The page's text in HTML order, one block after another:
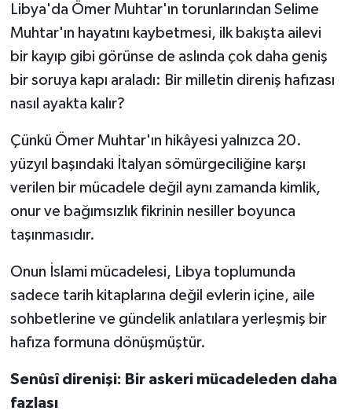
Libya'da Ömer Muhtar'ın torunlarından Selime
Muhtar'ın hayatını kaybetmesi, ilk bakışta ailevi
bir kayıp gibi görünse de aslında çok daha geniş
bir soruya kapı araladı: Bir milletin direniş hafızası
nasıl ayakta kalır?
Çünkü Ömer Muhtar'ın hikâyesi yalnızca 20.
yüzyıl başındaki İtalyan sömürgeciliğine karşı
verilen bir mücadele değil aynı zamanda kimlik,
onur ve bağımsızlık fikrinin nesiller boyunca
taşınmasıdır.
Onun İslami mücadelesi, Libya toplumunda
sadece tarih kitaplarına değil evlerin içine, aile
sohbetlerine ve gündelik anlatılara yerleşmiş bir
hafıza formuna dönüşmüştür.
Senûsî direnişi: Bir askeri mücadeleden daha
fazlası